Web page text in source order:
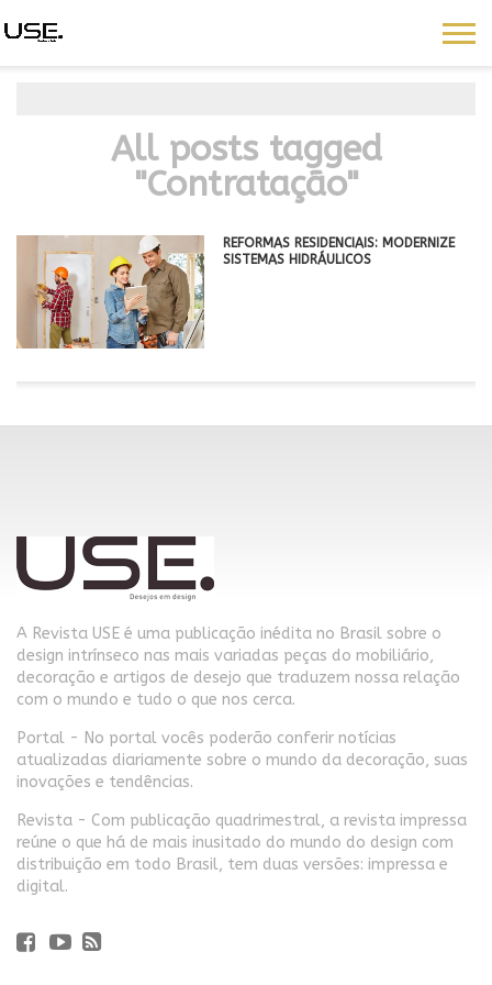
All posts tagged
"Contratação"
REFORMAS RESIDENCIAIS: MODERNIZE
SISTEMAS HIDRÁULICOS
A Revista USE é uma publicação inédita no Brasil sobre o
design intrínseco nas mais variadas peças do mobiliário,
decoração e artigos de desejo que traduzem nossa relação
com o mundo e tudo o que nos cerca.
Portal - No portal vocês poderão conferir notícias
atualizadas diariamente sobre o mundo da decoração, suas
inovações e tendências.
Revista - Com publicação quadrimestral, a revista impressa
reúne o que há de mais inusitado do mundo do design com
distribuição em todo Brasil, tem duas versões: impressa e
digital.